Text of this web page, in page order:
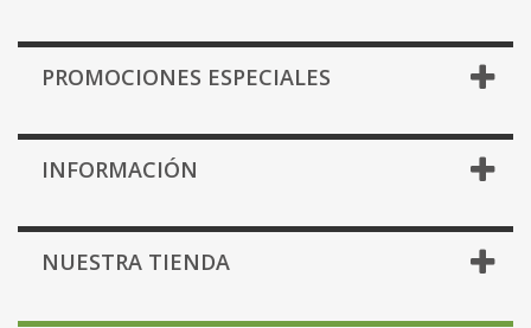
PROMOCIONES ESPECIALES
INFORMACIÓN
NUESTRA TIENDA